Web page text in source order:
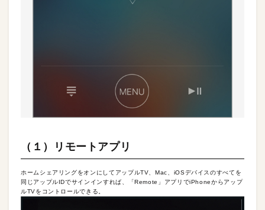
（１）リモートアプリ
ホームシェアリングをオンにしてアップルTV、Mac、iOSデバイスのすべてを
同じアップルIDでサインインすれば、「Remote」アプリでiPhoneからアップ
ルTVをコントロールできる。